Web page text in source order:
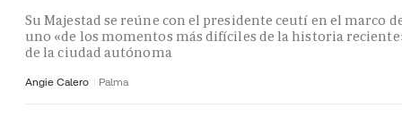
Su Majestad se reúne con el presidente ceutí en el marco
uno «de los momentos más difíciles de la historia
de la ciudad autónoma
Angie Calero Palma